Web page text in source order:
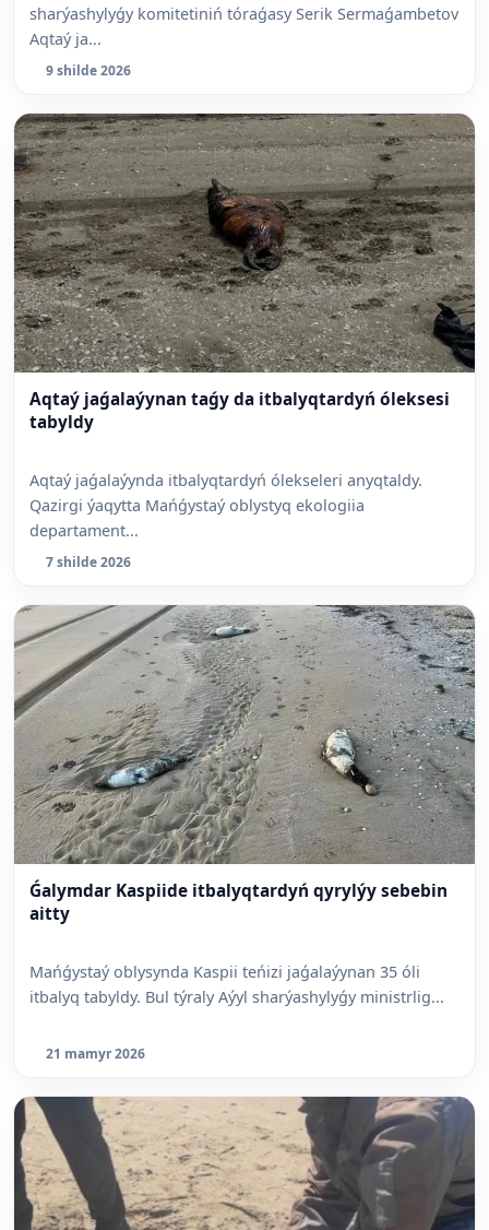
sharýashylyǵy komitetiniń tóraǵasy Serik Sermaǵambetov
Aqtaý ja...
9 shilde 2026
Aqtaý jaǵalaýynan taǵy da itbalyqtardyń óleksesi
tabyldy
Aqtaý jaǵalaýynda itbalyqtardyń ólekseleri anyqtaldy.
Qazirgi ýaqytta Mańǵystaý oblystyq ekologiia
departament...
7 shilde 2026
Ǵalymdar Kaspiide itbalyqtardyń qyrylýy sebebin
aitty
Mańǵystaý oblysynda Kaspii teńizi jaǵalaýynan 35 óli
itbalyq tabyldy. Bul týraly Aýyl sharýashylyǵy ministrlig...
21 mamyr 2026